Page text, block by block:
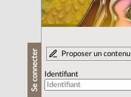
Se connecter Proposer un contenu
Identifiant